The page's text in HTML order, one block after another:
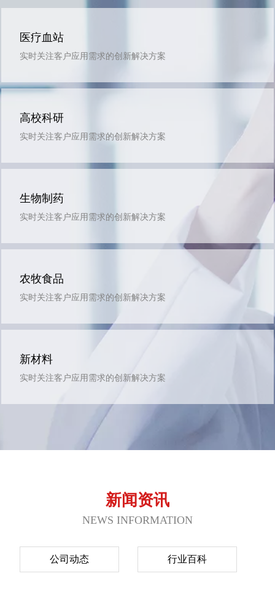
医疗血站
实时关注客户应用需求的创新解决方案
高校科研
实时关注客户应用需求的创新解决方案
生物制药
实时关注客户应用需求的创新解决方案
农牧食品
实时关注客户应用需求的创新解决方案
新材料
实时关注客户应用需求的创新解决方案
新闻资讯
NEWS INFORMATION
公司动态 行业百科